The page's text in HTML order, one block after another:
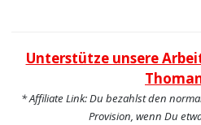
Unterstütze unsere
* Affiliate Link: Du bezahlst den
Provision, wenn Du